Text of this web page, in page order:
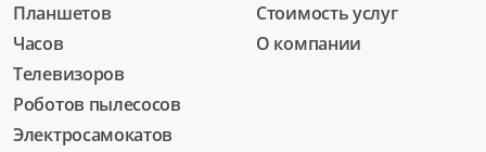
Планшетов
Часов
Телевизоров
Роботов пылесосов
Электросамокатов
Стоимость услуг
О компании